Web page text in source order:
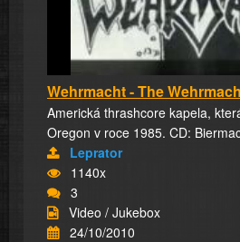
Wehrmacht - The
Americká thrashcore kapela,
Oregon v roce 1985. CD:
Leprator
1140x
3
Video / Jukebox
24/10/2010